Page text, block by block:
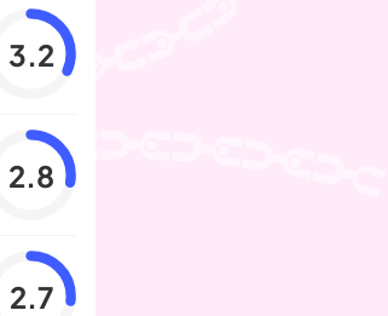
3.2
2.8
2.7